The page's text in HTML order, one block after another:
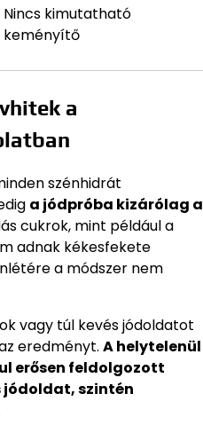
Nincs kimutatható
keményítő
a
szénhidrát
a jódpróba kizárólag a
cukrok, mint például a
adnak kékesfekete
a módszer nem
vagy túl kevés jódoldatot
eredményt. A helytelenül
erősen feldolgozott
jódoldat, szintén